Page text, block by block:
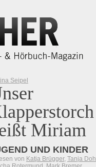
Seipel
Miriam
UND KINDER
von Katja Brügger, Tanja